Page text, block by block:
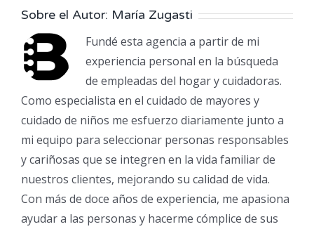
Sobre el Autor: María Zugasti
Fundé esta agencia a partir de mi
experiencia personal en la búsqueda
de empleadas del hogar y cuidadoras.
Como especialista en el cuidado de mayores y
cuidado de niños me esfuerzo diariamente junto a
mi equipo para seleccionar personas responsables
y cariñosas que se integren en la vida familiar de
nuestros clientes, mejorando su calidad de vida.
Con más de doce años de experiencia, me apasiona
ayudar a las personas y hacerme cómplice de sus